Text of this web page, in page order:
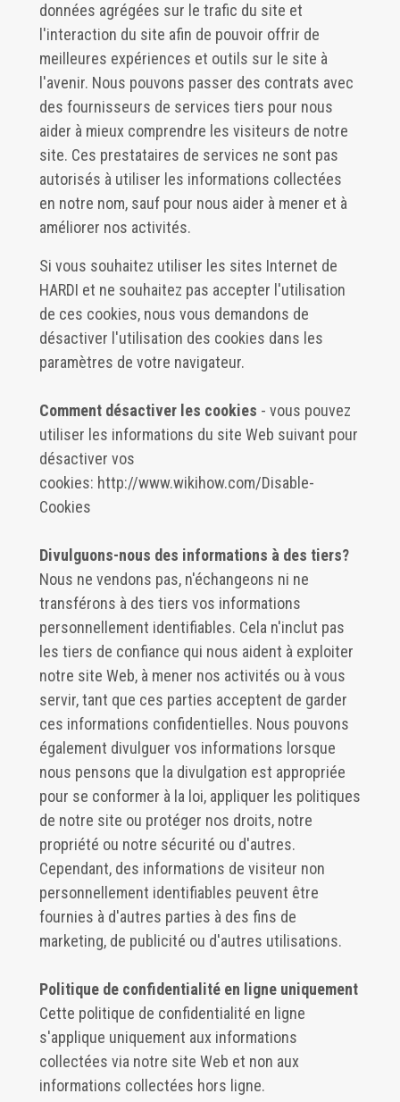
données agrégées sur le trafic du site et
l'interaction du site afin de pouvoir offrir de
meilleures expériences et outils sur le site à
l'avenir. Nous pouvons passer des contrats avec
des fournisseurs de services tiers pour nous
aider à mieux comprendre les visiteurs de notre
site. Ces prestataires de services ne sont pas
autorisés à utiliser les informations collectées
en notre nom, sauf pour nous aider à mener et à
améliorer nos activités.
Si vous souhaitez utiliser les sites Internet de
HARDI et ne souhaitez pas accepter l'utilisation
de ces cookies, nous vous demandons de
désactiver l'utilisation des cookies dans les
paramètres de votre navigateur.
Comment désactiver les cookies - vous pouvez
utiliser les informations du site Web suivant pour
désactiver vos
cookies: http://www.wikihow.com/Disable-
Cookies
Divulguons-nous des informations à des tiers?
Nous ne vendons pas, n'échangeons ni ne
transférons à des tiers vos informations
personnellement identifiables. Cela n'inclut pas
les tiers de confiance qui nous aident à exploiter
notre site Web, à mener nos activités ou à vous
servir, tant que ces parties acceptent de garder
ces informations confidentielles. Nous pouvons
également divulguer vos informations lorsque
nous pensons que la divulgation est appropriée
pour se conformer à la loi, appliquer les politiques
de notre site ou protéger nos droits, notre
propriété ou notre sécurité ou d'autres.
Cependant, des informations de visiteur non
personnellement identifiables peuvent être
fournies à d'autres parties à des fins de
marketing, de publicité ou d'autres utilisations.
Politique de confidentialité en ligne uniquement
Cette politique de confidentialité en ligne
s'applique uniquement aux informations
collectées via notre site Web et non aux
informations collectées hors ligne.